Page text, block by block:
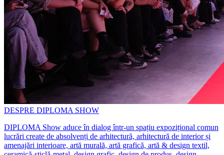
DESPRE DIPLOMA SHOW
DIPLOMA Show aduce în dialog într-un spațiu expozițional comun
lucrări create de absolvenți de arhitectură, arhitectură de interior și
amenajări interioare, artă murală, artă grafică, artă & design textil,